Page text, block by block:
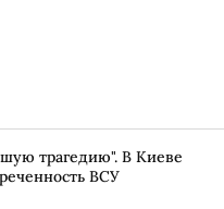
трагедию". В Киеве
ВСУ